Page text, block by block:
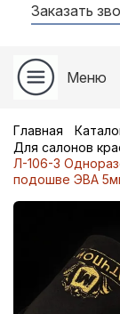
Заказать
Меню
Главная
Для салонов
Л-106-3
подошве ЭВА